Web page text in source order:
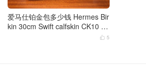
爱马仕铂金包多少钱 Hermes Bir
kin 30cm Swift calfskin CK10 奶
 5